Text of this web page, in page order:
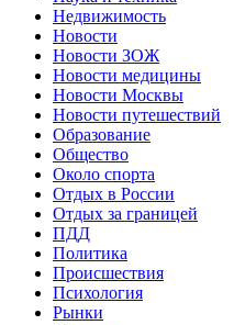
Недвижимость
Новости
Новости ЗОЖ
Новости медицины
Новости Москвы
Новости путешествий
Образование
Общество
Около спорта
Отдых в России
Отдых за границей
ПДД
Политика
Происшествия
Психология
Рынки